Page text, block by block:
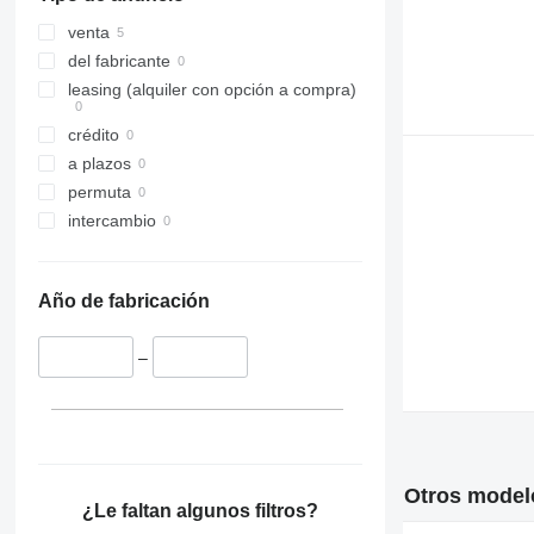
venta
del fabricante
leasing (alquiler con opción a compra)
crédito
a plazos
permuta
intercambio
Año de fabricación
–
¿Le faltan algunos filtros?
Otros